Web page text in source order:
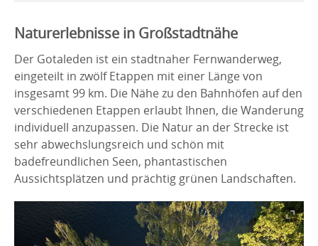
Naturerlebnisse in Großstadtnähe
Der Gotaleden ist ein stadtnaher Fernwanderweg,
eingeteilt in zwölf Etappen mit einer Länge von
insgesamt 99 km. Die Nähe zu den Bahnhöfen auf den
verschiedenen Etappen erlaubt Ihnen, die Wanderung
individuell anzupassen. Die Natur an der Strecke ist
sehr abwechslungsreich und schön mit
badefreundlichen Seen, phantastischen
Aussichtsplätzen und prächtig grünen Landschaften.